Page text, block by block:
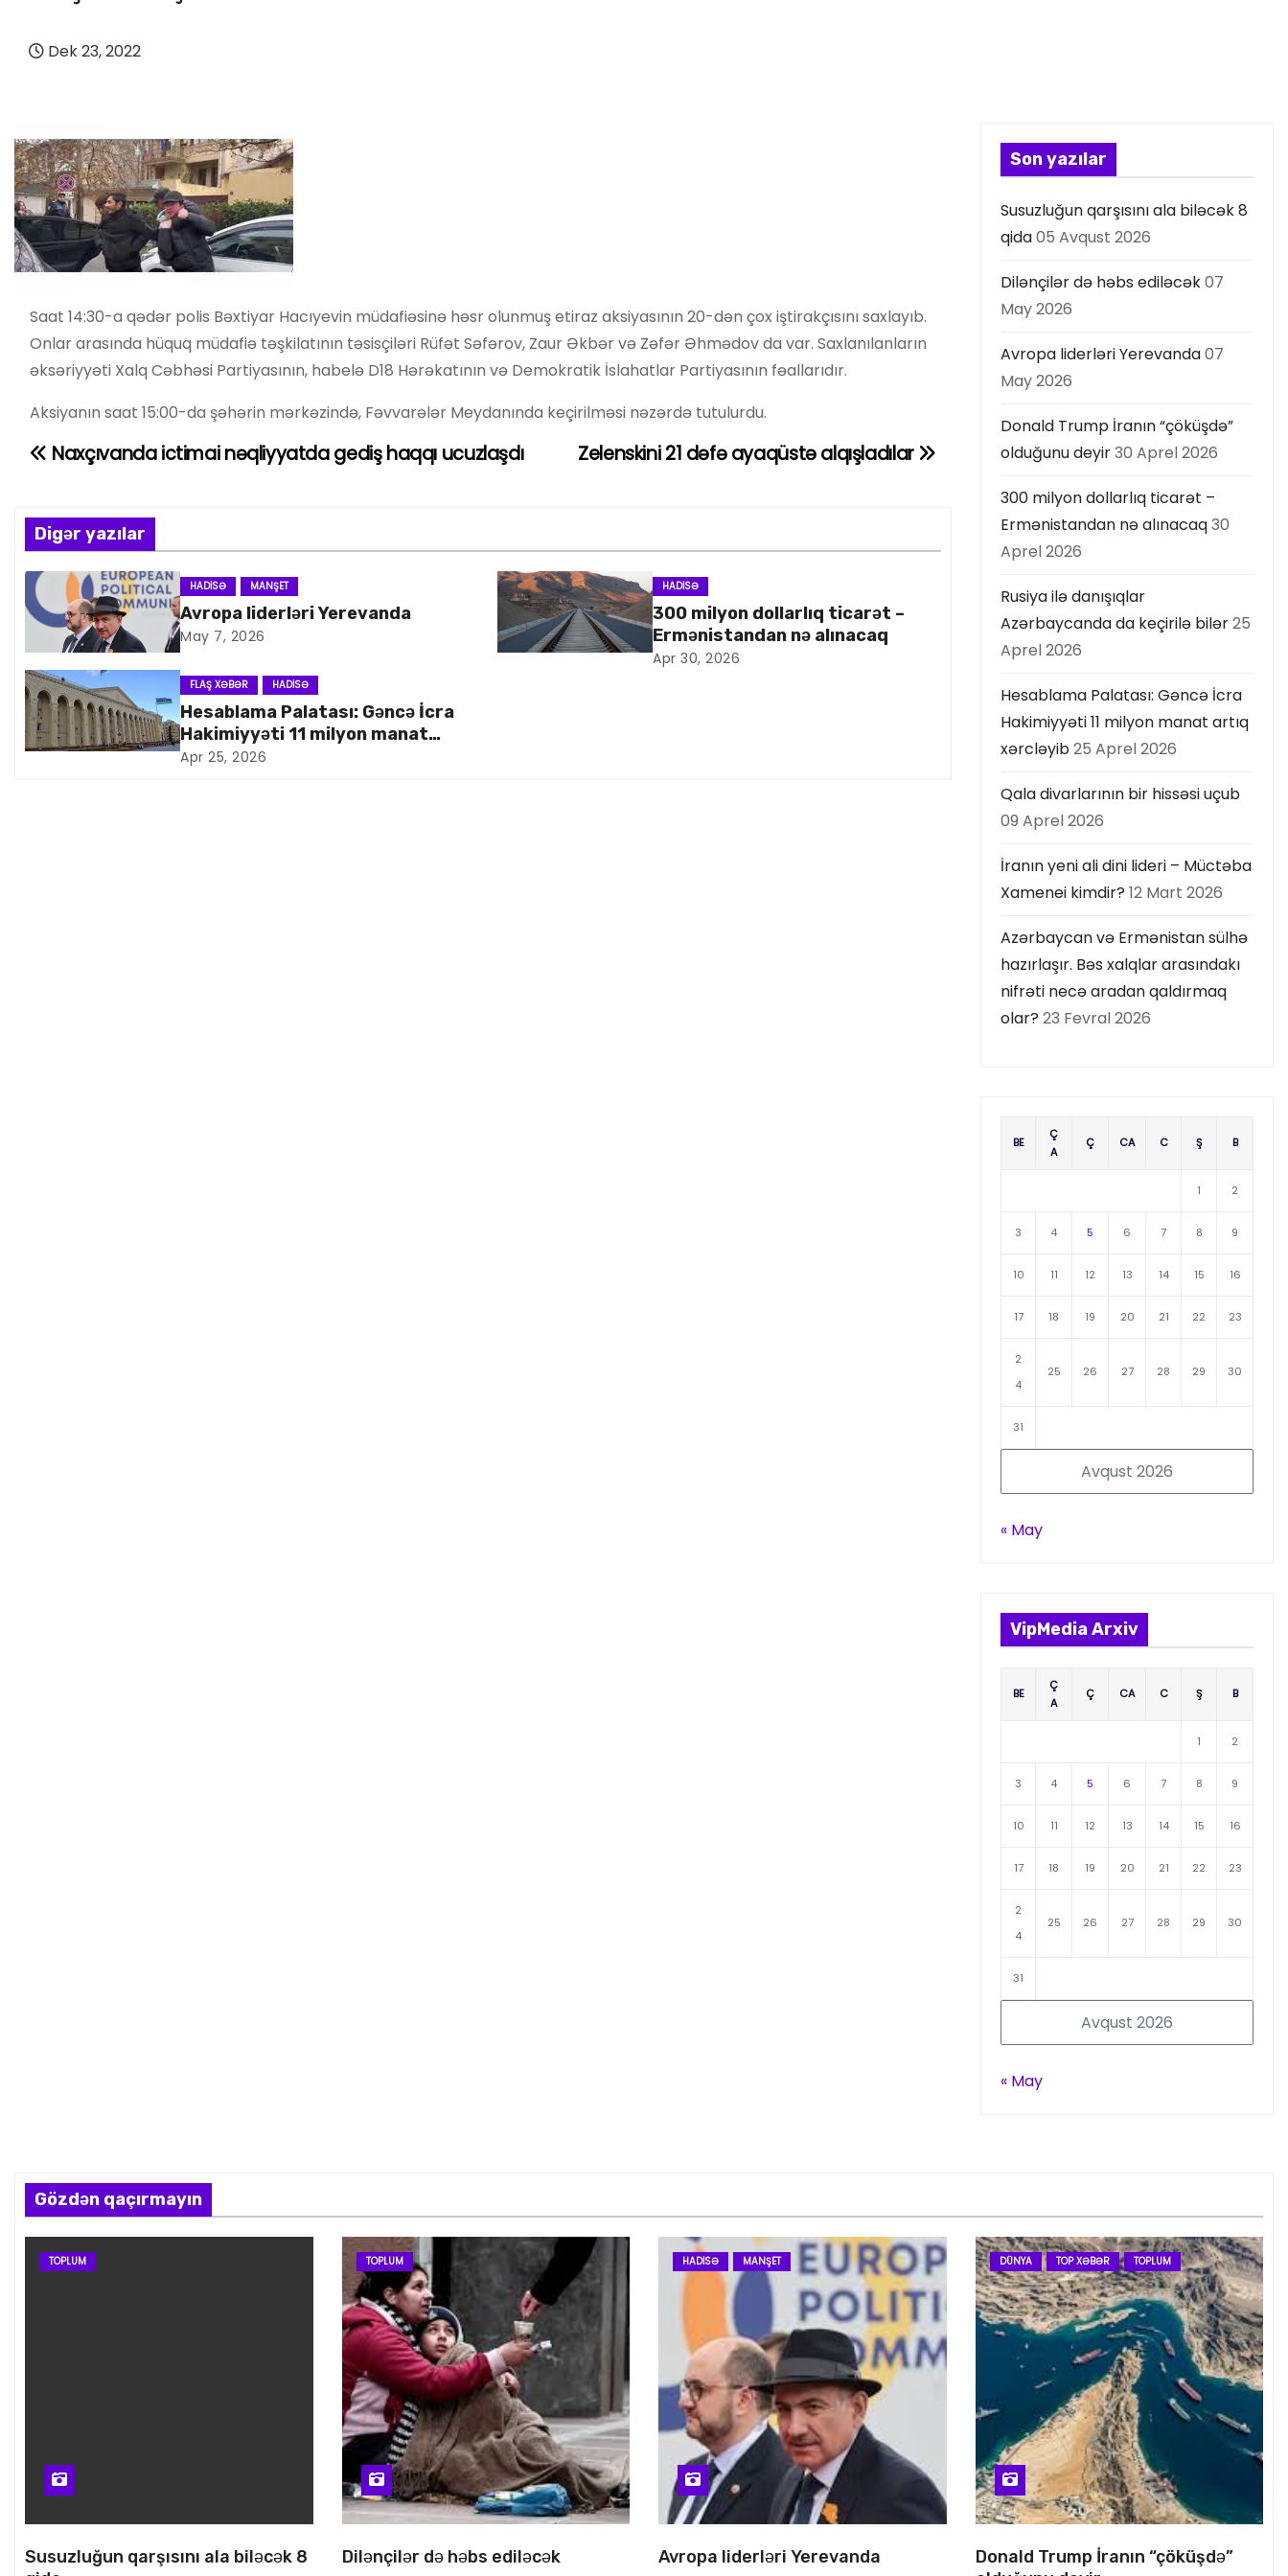
Dek 23, 2022
Saat 14:30-a qədər polis Bəxtiyar Hacıyevin müdafiəsinə həsr olunmuş etiraz aksiyasının 20-dən çox iştirakçısını saxlayıb.
Onlar arasında hüquq müdafiə təşkilatının təsisçiləri Rüfət Səfərov, Zaur Əkbər və Zəfər Əhmədov da var. Saxlanılanların
əksəriyyəti Xalq Cəbhəsi Partiyasının, habelə D18 Hərəkatının və Demokratik İslahatlar Partiyasının fəallarıdır.
Aksiyanın saat 15:00-da şəhərin mərkəzində, Fəvvarələr Meydanında keçirilməsi nəzərdə tutulurdu.
Y
z
ı
n
a
v
i
Zelenskini 21 dəfə ayaqüstə alqışladılar
Naxçıvanda ictimai nəqliyyatda gediş haqqı ucuzlaşdı
Digər yazılar
HADISƏ MANŞET
Avropa liderləri Yerevanda
May 7, 2026
HADISƏ
300 milyon dollarlıq ticarət –
Ermənistandan nə alınacaq
Apr 30, 2026
FLAŞ XƏBƏR HADISƏ
Hesablama Palatası: Gəncə İcra
Hakimiyyəti 11 milyon manat
artıq xərcləyib
Apr 25, 2026
Son yazılar
Susuzluğun qarşısını ala biləcək 8
qida05 Avqust 2026
Dilənçilər də həbs ediləcək07
May 2026
Avropa liderləri Yerevanda07
May 2026
Donald Trump İranın “çöküşdə”
olduğunu deyir30 Aprel 2026
300 milyon dollarlıq ticarət –
Ermənistandan nə alınacaq30
Aprel 2026
Rusiya ilə danışıqlar
Azərbaycanda da keçirilə bilər25
Aprel 2026
Hesablama Palatası: Gəncə İcra
Hakimiyyəti 11 milyon manat artıq
xərcləyib25 Aprel 2026
Qala divarlarının bir hissəsi uçub
09 Aprel 2026
İranın yeni ali dini lideri – Müctəba
Xamenei kimdir? 12 Mart 2026
Azərbaycan və Ermənistan sülhə
hazırlaşır. Bəs xalqlar arasındakı
nifrəti necə aradan qaldırmaq
olar? 23 Fevral 2026
Avqust 2026
BE
Ç
A
Ç CA C Ş B
1 2
3 4 5 6 7 8 9
10 11 12 13 14 15 16
17 18 19 20 21 22 23
2
4
25 26 27 28 29 30
31
« May
VipMedia Arxiv
Avqust 2026
BE
Ç
A
Ç CA C Ş B
1 2
3 4 5 6 7 8 9
10 11 12 13 14 15 16
17 18 19 20 21 22 23
2
4
25 26 27 28 29 30
31
« May
Gözdən qaçırmayın
TOPLUM
Susuzluğun qarşısını ala biləcək 8
TOPLUM
Dilənçilər də həbs ediləcək
HADISƏ MANŞET
Avropa liderləri Yerevanda
DÜNYA TOP XƏBƏR TOPLUM
Donald Trump İranın “çöküşdə”